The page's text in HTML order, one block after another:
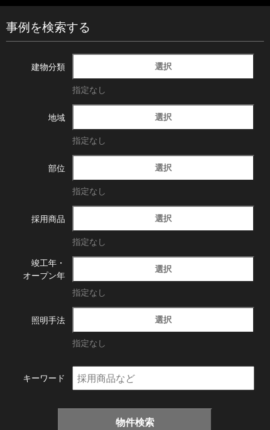
事例を検索する
建物分類 選択
指定なし
地域 選択
指定なし
部位 選択
指定なし
採用商品 選択
指定なし
竣工年・
オープン年
選択
指定なし
照明手法 選択
指定なし
キーワード
物件検索